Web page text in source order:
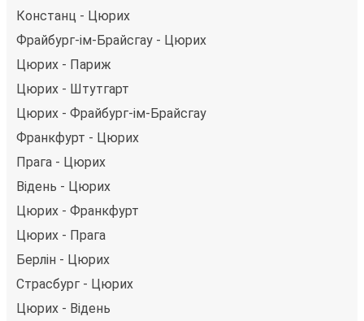
Констанц - Цюрих
Фрайбург-ім-Брайсгау - Цюрих
Цюрих - Париж
Цюрих - Штутгарт
Цюрих - Фрайбург-ім-Брайсгау
Франкфурт - Цюрих
Прага - Цюрих
Відень - Цюрих
Цюрих - Франкфурт
Цюрих - Прага
Берлін - Цюрих
Страсбург - Цюрих
Цюрих - Відень